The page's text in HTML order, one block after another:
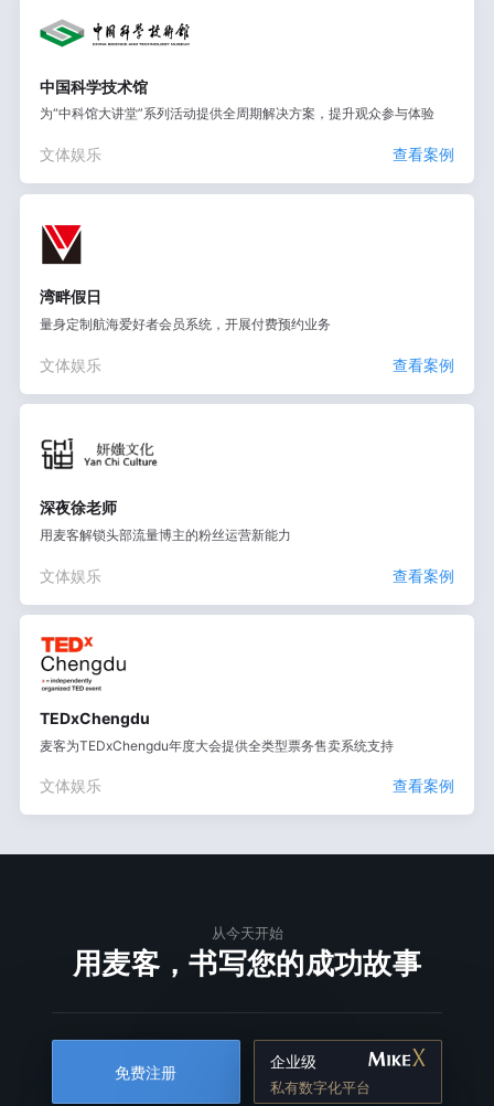
中国科学技术馆
为“中科馆大讲堂”系列活动提供全周期解决方案，提升观众参与体验
文体娱乐 查看案例
湾畔假日
量身定制航海爱好者会员系统，开展付费预约业务
文体娱乐 查看案例
深夜徐老师
用麦客解锁头部流量博主的粉丝运营新能力
文体娱乐 查看案例
TEDxChengdu
麦客为TEDxChengdu年度大会提供全类型票务售卖系统支持
文体娱乐 查看案例
从今天开始
用麦客，书写您的成功故事
免费注册
企业级
私有数字化平台